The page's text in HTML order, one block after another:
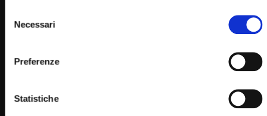
delNecessari
Preferenze
Statistiche
Padre Pio